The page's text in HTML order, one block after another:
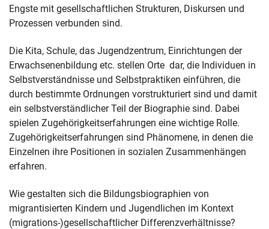
Engste mit gesellschaftlichen Strukturen, Diskursen und
Prozessen verbunden sind.
Die Kita, Schule, das Jugendzentrum, Einrichtungen der
Erwachsenenbildung etc. stellen Orte dar, die Individuen in
Selbstverständnisse und Selbstpraktiken einführen, die
durch bestimmte Ordnungen vorstrukturiert sind und damit
ein selbstverständlicher Teil der Biographie sind. Dabei
spielen Zugehörigkeitserfahrungen eine wichtige Rolle.
Zugehörigkeitserfahrungen sind Phänomene, in denen die
Einzelnen ihre Positionen in sozialen Zusammenhängen
erfahren.
Wie gestalten sich die Bildungsbiographien von
migrantisierten Kindern und Jugendlichen im Kontext
(migrations-)gesellschaftlicher Differenzverhältnisse?